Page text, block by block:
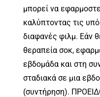
μπορεί να
καλύπτοντας τις
διαφανές φιλμ. Εάν
θεραπεία σοκ,
εβδομάδα και στη
σταδιακά σε μια
(συντήρηση).